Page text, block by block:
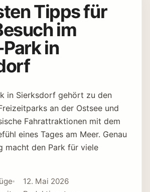
Tipps für
im
in
in Sierksdorf gehört zu den
an der Ostsee und
Fahrattraktionen mit dem
eines Tages am Meer. Genau
macht den Park für viele
12. Mai 2026